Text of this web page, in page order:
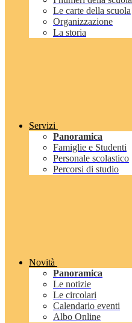
Le carte della scuola
Organizzazione
La storia
Servizi
Panoramica
Famiglie e Studenti
Personale scolastico
Percorsi di studio
Novità
Panoramica
Le notizie
Le circolari
Calendario eventi
Albo Online